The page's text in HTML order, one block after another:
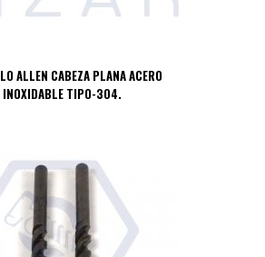
ALLEN CABEZA PLANA ACERO
INOXIDABLE TIPO-304.